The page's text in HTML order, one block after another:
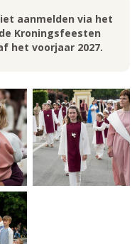
aanmelden via het
Kroningsfeesten
het voorjaar 2027.